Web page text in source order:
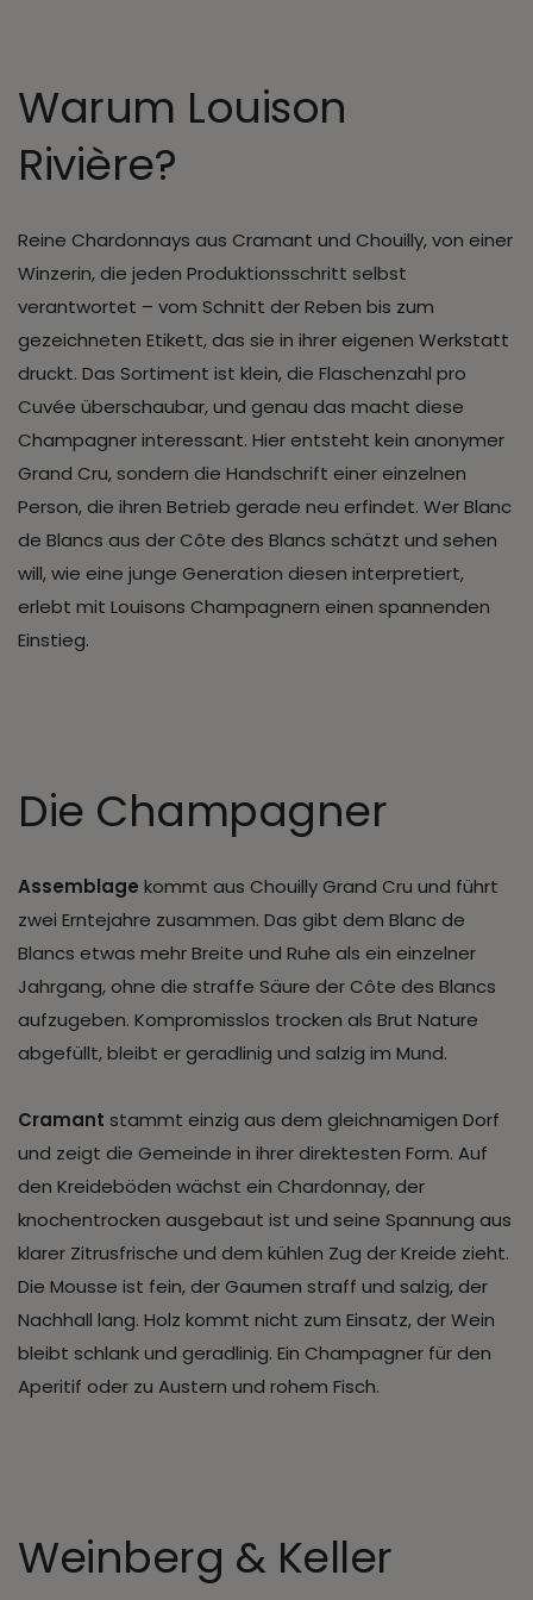
Warum Louison
Rivière?
Reine Chardonnays aus Cramant und Chouilly, von einer
Winzerin, die jeden Produktionsschritt selbst
verantwortet – vom Schnitt der Reben bis zum
gezeichneten Etikett, das sie in ihrer eigenen Werkstatt
druckt. Das Sortiment ist klein, die Flaschenzahl pro
Cuvée überschaubar, und genau das macht diese
Champagner interessant. Hier entsteht kein anonymer
Grand Cru, sondern die Handschrift einer einzelnen
Person, die ihren Betrieb gerade neu erfindet. Wer Blanc
de Blancs aus der Côte des Blancs schätzt und sehen
will, wie eine junge Generation diesen interpretiert,
erlebt mit Louisons Champagnern einen spannenden
Einstieg.
Die Champagner
Assemblage kommt aus Chouilly Grand Cru und führt
zwei Erntejahre zusammen. Das gibt dem Blanc de
Blancs etwas mehr Breite und Ruhe als ein einzelner
Jahrgang, ohne die straffe Säure der Côte des Blancs
aufzugeben. Kompromisslos trocken als Brut Nature
abgefüllt, bleibt er geradlinig und salzig im Mund.
Cramant stammt einzig aus dem gleichnamigen Dorf
und zeigt die Gemeinde in ihrer direktesten Form. Auf
den Kreideböden wächst ein Chardonnay, der
knochentrocken ausgebaut ist und seine Spannung aus
klarer Zitrusfrische und dem kühlen Zug der Kreide zieht.
Die Mousse ist fein, der Gaumen straff und salzig, der
Nachhall lang. Holz kommt nicht zum Einsatz, der Wein
bleibt schlank und geradlinig. Ein Champagner für den
Aperitif oder zu Austern und rohem Fisch.
Weinberg & Keller